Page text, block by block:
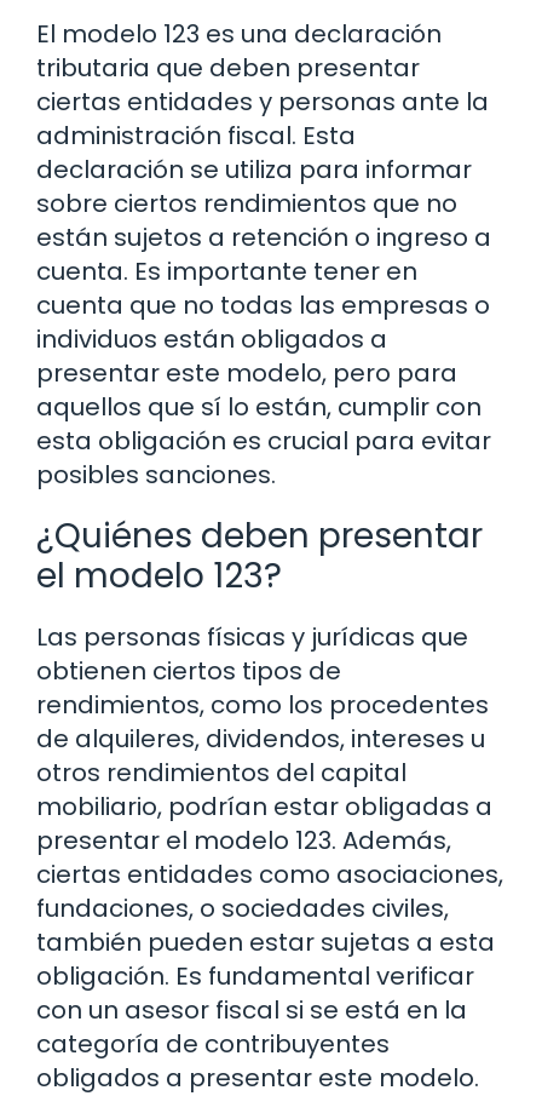
El modelo 123 es una declaración
tributaria que deben presentar
ciertas entidades y personas ante la
administración fiscal. Esta
declaración se utiliza para informar
sobre ciertos rendimientos que no
están sujetos a retención o ingreso a
cuenta. Es importante tener en
cuenta que no todas las empresas o
individuos están obligados a
presentar este modelo, pero para
aquellos que sí lo están, cumplir con
esta obligación es crucial para evitar
posibles sanciones.
¿Quiénes deben presentar
el modelo 123?
Las personas físicas y jurídicas que
obtienen ciertos tipos de
rendimientos, como los procedentes
de alquileres, dividendos, intereses u
otros rendimientos del capital
mobiliario, podrían estar obligadas a
presentar el modelo 123. Además,
ciertas entidades como asociaciones,
fundaciones, o sociedades civiles,
también pueden estar sujetas a esta
obligación. Es fundamental verificar
con un asesor fiscal si se está en la
categoría de contribuyentes
obligados a presentar este modelo.